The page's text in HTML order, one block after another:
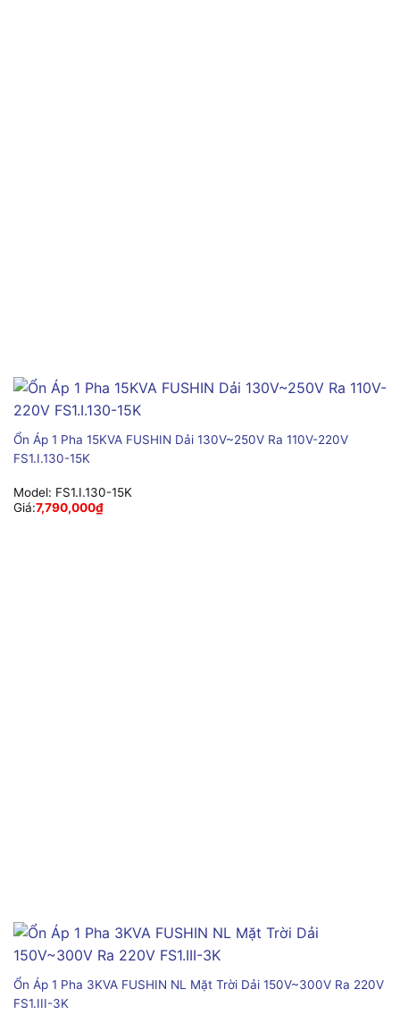
Ổn Áp 1 Pha 15KVA FUSHIN Dải 130V~250V Ra 110V-220V
FS1.I.130-15K
Model: FS1.I.130-15K
Giá:7,790,000₫
Ổn Áp 1 Pha 3KVA FUSHIN NL Mặt Trời Dải 150V~300V Ra 220V
FS1.III-3K